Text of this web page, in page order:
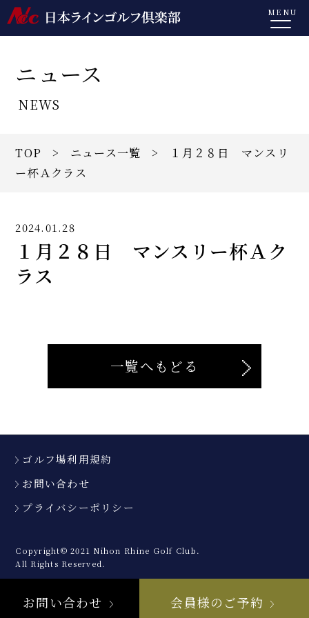
MENU
ニュース
NEWS
TOP > ニュース一覧 > １月２８日 マンスリ
ー杯Ａクラス
2024.01.28
１月２８日 マンスリー杯Ａク
ラス
一覧へもどる
ゴルフ場利用規約
お問い合わせ
プライバシーポリシー
Copyright© 2021 Nihon Rhine Golf Club.
All Rights Reserved.
お問い合わせ 会員様のご予約